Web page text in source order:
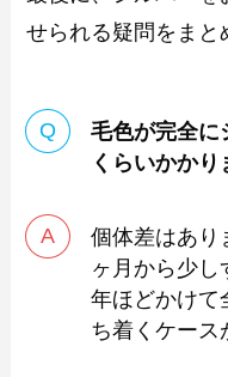
せられる疑問をまと
毛色が完全に
くらいかかり
個体差はあり
ヶ月から少し
年ほどかけて
ち着くケース